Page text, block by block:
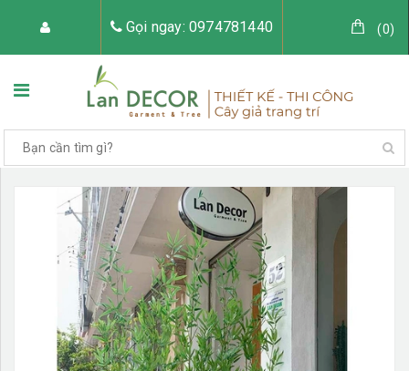
Gọi ngay: 0974781440 (0)
TRANG CHỦ VỀ LAN DECOR
CÂY GIẢ TRANG TRÍ TIỂU CẢNH CÂY GIẢ